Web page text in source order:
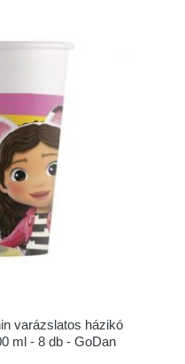
varázslatos házikó
ml - 8 db - GoDan